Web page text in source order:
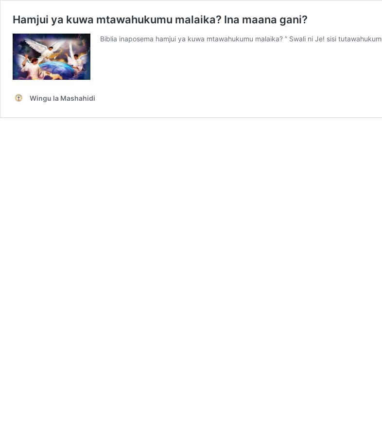
Hamjui ya kuwa mtawahukumu malaika? Ina maana gani?
Biblia inaposema hamjui ya kuwa mtawahukumu malaika? ” Swali ni Je! sisi
Wingu la Mashahidi